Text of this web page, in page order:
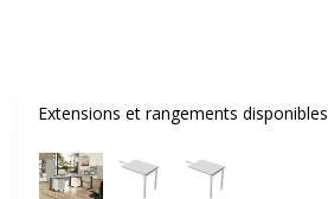
Extensions et rangements disponibles